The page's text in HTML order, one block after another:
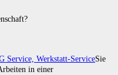
Sie
in einer